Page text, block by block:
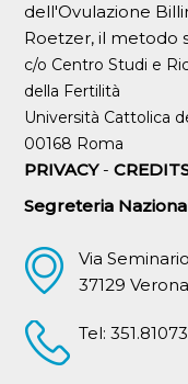
dell'Ovulazione
Roetzer, il metodo
c/o Centro Studi e
della Fertilità
Università Cattolica
00168 Roma
PRIVACY-
Segreteria
Via
37129 Verona
Tel: